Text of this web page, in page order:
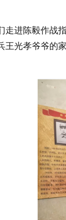
走进陈毅作战
王光孝爷爷的